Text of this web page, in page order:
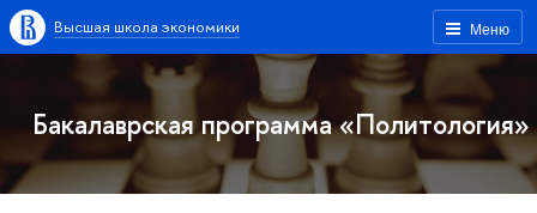
Меню
Высшая школа экономики
Бакалаврская программа «Политология»